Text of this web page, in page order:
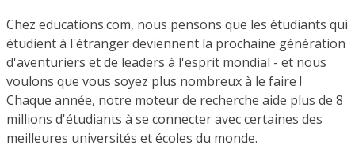
Chez educations.com, nous pensons que les étudiants qui
étudient à l'étranger deviennent la prochaine génération
d'aventuriers et de leaders à l'esprit mondial - et nous
voulons que vous soyez plus nombreux à le faire !
Chaque année, notre moteur de recherche aide plus de 8
millions d'étudiants à se connecter avec certaines des
meilleures universités et écoles du monde.